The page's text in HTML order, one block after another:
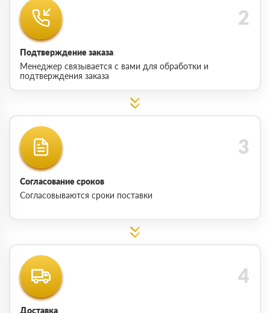
Подтверждение заказа
Менеджер связывается с вами для обработки и
подтверждения заказа
Согласование сроков
Согласовываются сроки поставки
Доставка